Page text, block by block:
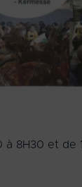
8H30 et de